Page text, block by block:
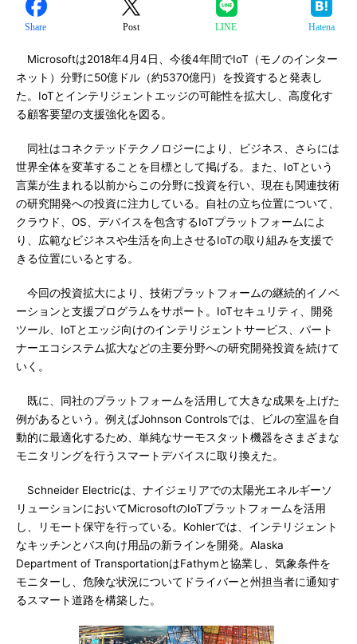
Share Post LINE Hatena
Microsoftは2018年4月4日、今後4年間でIoT（モノのインター
ネット）分野に50億ドル（約5370億円）を投資すると発表し
た。IoTとインテリジェントエッジの可能性を拡大し、高度化す
る顧客要望の支援強化を図る。
同社はコネクテッドテクノロジーにより、ビジネス、さらには
世界全体を変革することを目標として掲げる。また、IoTという
言葉が生まれる以前からこの分野に投資を行い、現在も関連技術
の研究開発への投資に注力している。自社の立ち位置について、
クラウド、OS、デバイスを包含するIoTプラットフォームによ
り、広範なビジネスや生活を向上させるIoTの取り組みを支援で
きる位置にいるとする。
今回の投資拡大により、技術プラットフォームの継続的イノベ
ーションと支援プログラムをサポート。IoTセキュリティ、開発
ツール、IoTとエッジ向けのインテリジェントサービス、パート
ナーエコシステム拡大などの主要分野への研究開発投資を続けて
いく。
既に、同社のプラットフォームを活用して大きな成果を上げた
例があるという。例えばJohnson Controlsでは、ビルの室温を自
動的に最適化するため、単純なサーモスタット機器をさまざまな
モニタリングを行うスマートデバイスに取り換えた。
Schneider Electricは、ナイジェリアでの太陽光エネルギーソ
リューションにおいてMicrosoftのIoTプラットフォームを活用
し、リモート保守を行っている。Kohlerでは、インテリジェント
なキッチンとバス向け用品の新ラインを開発。Alaska
Department of TransportationはFathymと協業し、気象条件を
モニターし、危険な状況についてドライバーと州担当者に通知す
るスマート道路を構築した。